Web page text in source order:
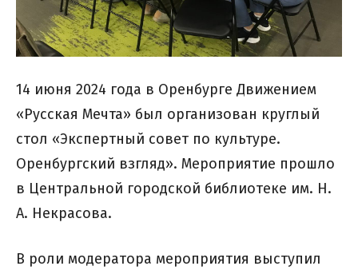
14 июня 2024 года в Оренбурге Движением
«Русская Мечта» был организован круглый
стол «Экспертный совет по культуре.
Оренбургский взгляд». Мероприятие прошло
в Центральной городской библиотеке им. Н.
А. Некрасова.
В роли модератора мероприятия выступил